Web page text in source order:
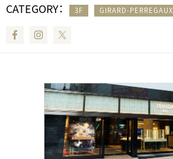
CATEGORY： 3F GIRARD-PERREGAUX
FacebookInstagram